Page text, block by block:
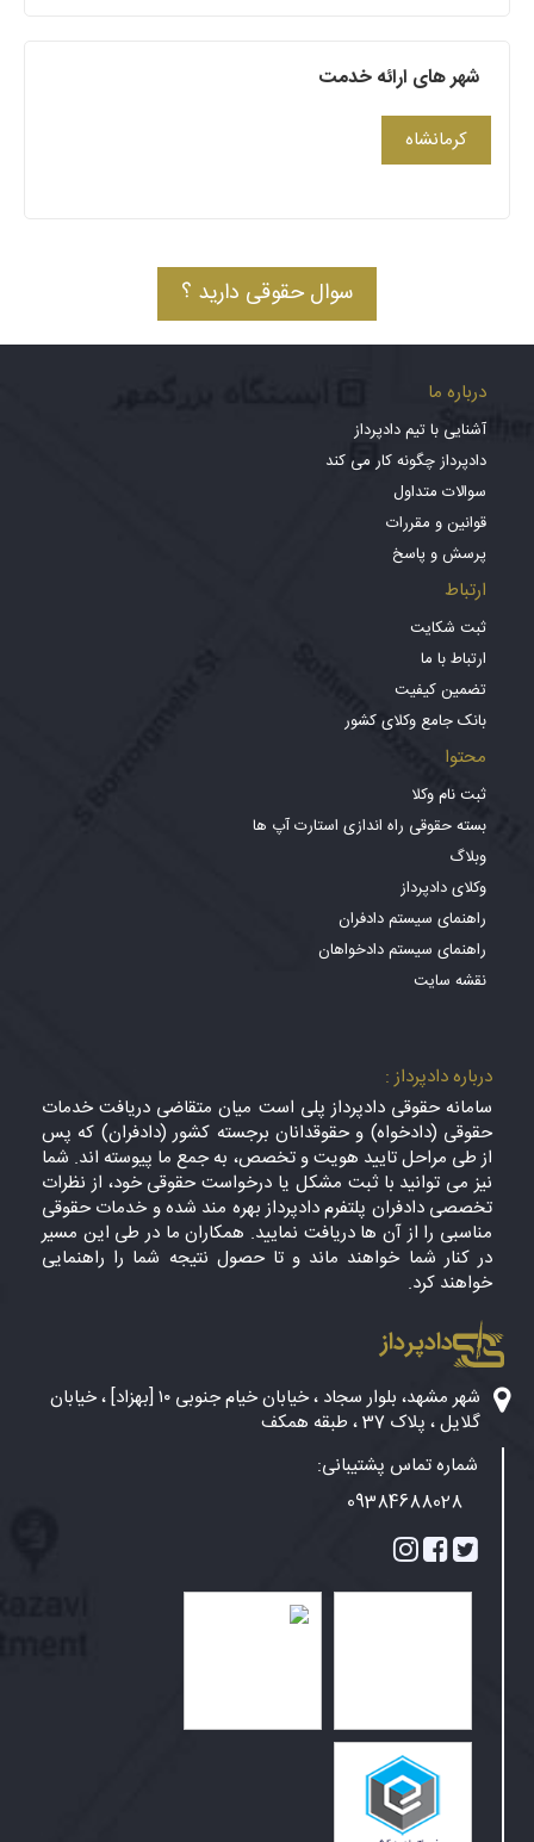
شهر های ارائه خدمت
کرمانشاه
سوال حقوقی دارید ؟
درباره ما
آشنایی با تیم دادپرداز
دادپرداز چگونه کار می کند
سوالات متداول
قوانین و مقررات
پرسش و پاسخ
ارتباط
ثبت شکایت
ارتباط با ما
تضمین کیفیت
بانک جامع وکلای کشور
محتوا
ثبت نام وکلا
بسته حقوقی راه اندازی استارت آپ ها
وبلاگ
وکلای دادپرداز
راهنمای سیستم دادفران
راهنمای سیستم دادخواهان
نقشه سایت
درباره دادپرداز :
سامانه حقوقی دادپرداز پلی است میان متقاضی دریافت خدمات
حقوقی (دادخواه) و حقوقدانان برجسته کشور (دادفران) که پس
از طی مراحل تایید هویت و تخصص، به جمع ما پیوسته اند. شما
نیز می توانید با ثبت مشکل یا درخواست حقوقی خود، از نظرات
تخصصی دادفران پلتفرم دادپرداز بهره مند شده و خدمات حقوقی
مناسبی را از آن ها دریافت نمایید. همکاران ما در طی این مسیر
در کنار شما خواهند ماند و تا حصول نتیجه شما را راهنمایی
خواهند کرد.
دادپرداز
شهر مشهد، بلوار سجاد ، خیابان خیام جنوبی ۱۰ [بهزاد] ، خیابان
گلایل ، پلاک 37 ، طبقه همکف
شماره تماس پشتیبانی:
09384688028